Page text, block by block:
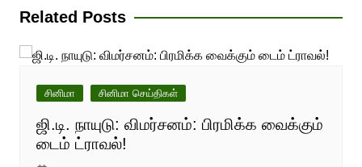
Related Posts
சினிமா சினிமா செய்திகள்
ஜி.டி. நாயுடு: விமர்சனம்: பிரமிக்க வைக்கும்
டைம் ட்ராவல்!